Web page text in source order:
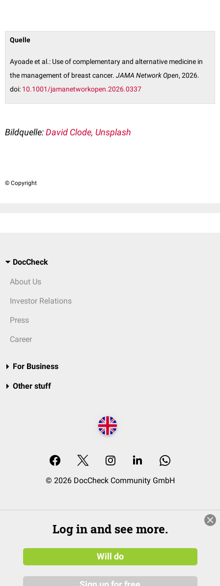
Quelle
Ayoade et al.: Use of complementary and alternative medicine in
the management of breast cancer. JAMA Network Open, 2026.
doi: 10.1001/jamanetworkopen.2026.0337
Bildquelle:David Clode, Unsplash
© Copyright
DocCheck
About Us
Investor Relations
Press
Career
For Business
Other stuff
© 2026 DocCheck Community GmbH
Log in and see more.
Will do